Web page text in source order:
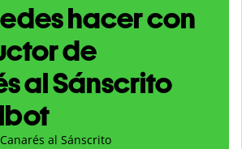
hacer con
de
al Sánscrito
al Sánscrito